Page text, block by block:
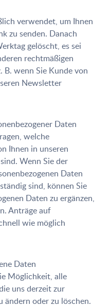
verwendet, um Ihnen
zu senden. Danach
gelöscht, es sei
rechtmäßigen
wenn Sie Kunde von
Newsletter
Daten
welche
Ihnen in unseren
Wenn Sie der
Daten
sind, können Sie
Daten zu ergänzen,
Anträge auf
wie möglich
Daten
Möglichkeit, alle
uns derzeit zur
ändern oder zu löschen.